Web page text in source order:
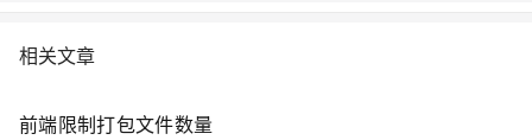
相关文章
前端限制打包文件数量